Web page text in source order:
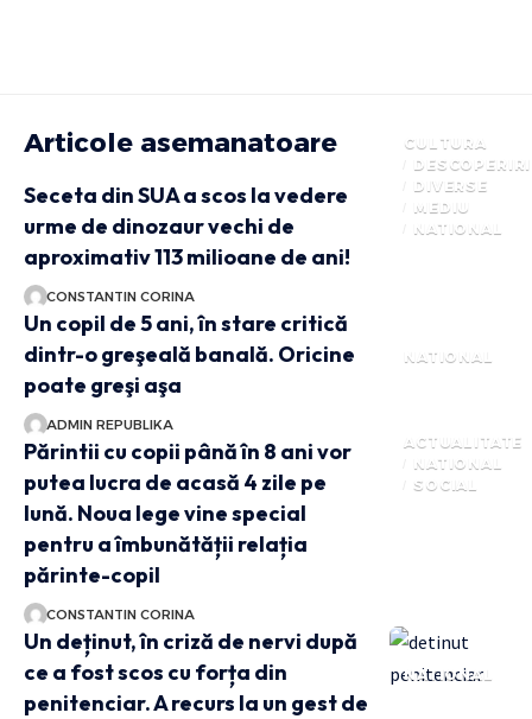
Articole asemanatoare
CULTURA
DESCOPERIRI
DIVERSE
MEDIU
NATIONAL
Seceta din SUA a scos la vedere
urme de dinozaur vechi de
aproximativ 113 milioane de ani!
CONSTANTIN CORINA
NATIONAL
Un copil de 5 ani, în stare critică
dintr-o greşeală banală. Oricine
poate greşi aşa
ADMIN REPUBLIKA
ACTUALITATE
NATIONAL
SOCIAL
Părintii cu copii până în 8 ani vor
putea lucra de acasă 4 zile pe
lună. Noua lege vine special
pentru a îmbunătății relația
părinte-copil
CONSTANTIN CORINA
NATIONAL
Un deținut, în criză de nervi după
ce a fost scos cu forța din
penitenciar. A recurs la un gest de